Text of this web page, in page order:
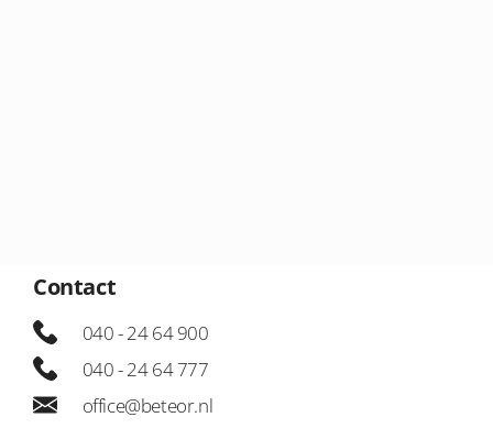
Contact
040 - 24 64 900
040 - 24 64 777
office@beteor.nl